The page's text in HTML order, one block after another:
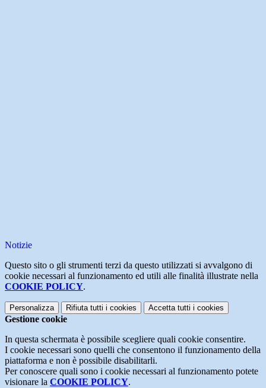
Notizie
Questo sito o gli strumenti terzi da questo utilizzati si avvalgono di
cookie necessari al funzionamento ed utili alle finalità illustrate nella
COOKIE POLICY.
Personalizza Rifiuta tutti i cookies Accetta tutti i cookies
Gestione cookie
In questa schermata è possibile scegliere quali cookie consentire.
I cookie necessari sono quelli che consentono il funzionamento della
piattaforma e non è possibile disabilitarli.
Per conoscere quali sono i cookie necessari al funzionamento potete
visionare la COOKIE POLICY.